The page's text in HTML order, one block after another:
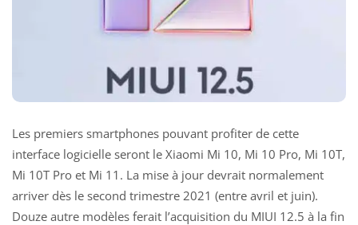
Les premiers smartphones pouvant profiter de cette
interface logicielle seront le Xiaomi Mi 10, Mi 10 Pro, Mi 10T,
Mi 10T Pro et Mi 11. La mise à jour devrait normalement
arriver dès le second trimestre 2021 (entre avril et juin).
Douze autre modèles ferait l’acquisition du MIUI 12.5 à la fin